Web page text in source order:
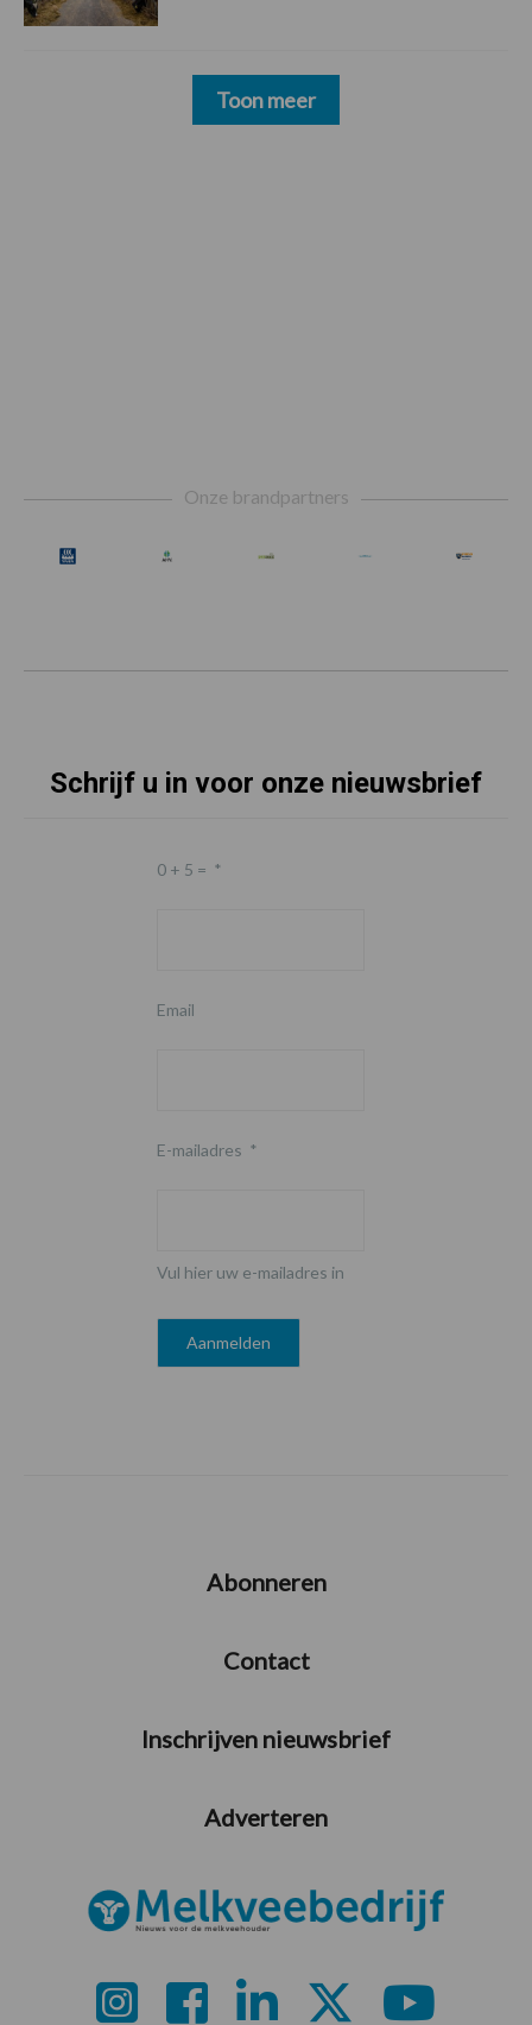
Toon meer
Onze brandpartners
Schrijf u in voor onze nieuwsbrief
0 + 5 = *
Email
E-mailadres *
Vul hier uw e-mailadres in
Abonneren
Contact
Inschrijven nieuwsbrief
Adverteren